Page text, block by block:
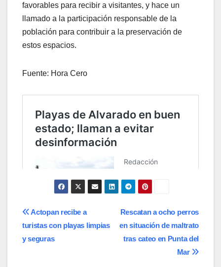
favorables para recibir a visitantes, y hace un
llamado a la participación responsable de la
población para contribuir a la preservación de
estos espacios.
Fuente: Hora Cero
Navegación
de
Rescatan a ocho perros
en situación de maltrato
tras cateo en Punta del
Mar
Actopan recibe a
turistas con playas limpias
y seguras